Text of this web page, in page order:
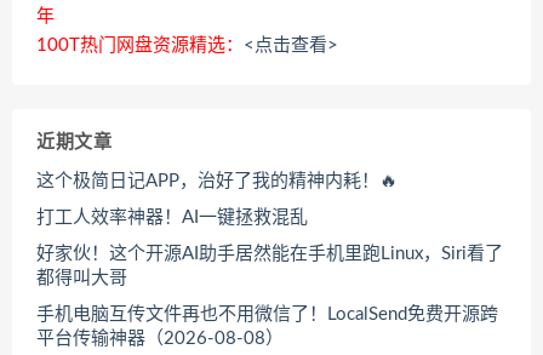
年
100T热门网盘资源精选： <点击查看>
近期文章
这个极简日记APP，治好了我的精神内耗！🔥
打工人效率神器！AI一键拯救混乱
好家伙！这个开源AI助手居然能在手机里跑Linux，Siri看了
都得叫大哥
手机电脑互传文件再也不用微信了！LocalSend免费开源跨
平台传输神器（2026-08-08）